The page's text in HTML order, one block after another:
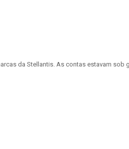
da Stellantis. As contas estavam sob